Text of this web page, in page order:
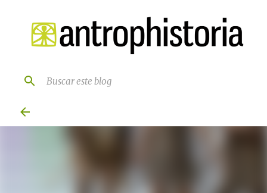
Ir al contenido principal